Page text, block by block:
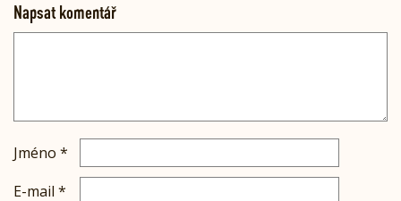
Napsat komentář
Jméno *
E-mail *